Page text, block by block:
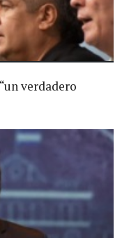
verdadero